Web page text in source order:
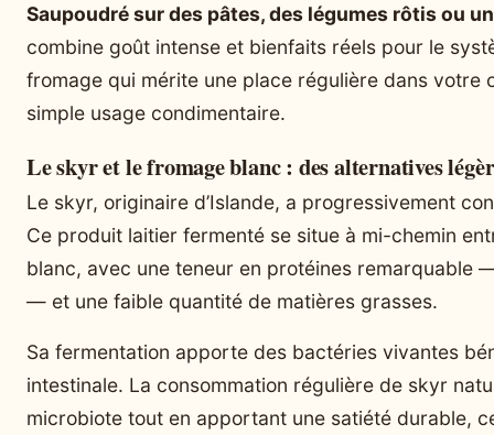
Saupoudré sur des pâtes, des légumes rôtis ou
combine goût intense et bienfaits réels pour le
fromage qui mérite une place régulière dans votre
simple usage condimentaire.
Le skyr et le fromage blanc : des alternatives
Le skyr, originaire d’Islande, a progressivement
Ce produit laitier fermenté se situe à mi-chemin
blanc, avec une teneur en protéines remarquable
— et une faible quantité de matières grasses.
Sa fermentation apporte des bactéries vivantes
intestinale. La consommation régulière de skyr
microbiote tout en apportant une satiété durable,